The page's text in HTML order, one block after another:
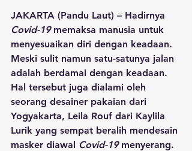
JAKARTA (Pandu Laut) – Hadirnya
Covid-19 memaksa manusia untuk
menyesuaikan diri dengan keadaan.
Meski sulit namun satu-satunya jalan
adalah berdamai dengan keadaan.
Hal tersebut juga dialami oleh
seorang desainer pakaian dari
Yogyakarta, Leila Rouf dari Kaylila
Lurik yang sempat beralih mendesain
masker diawal Covid-19 menyerang.